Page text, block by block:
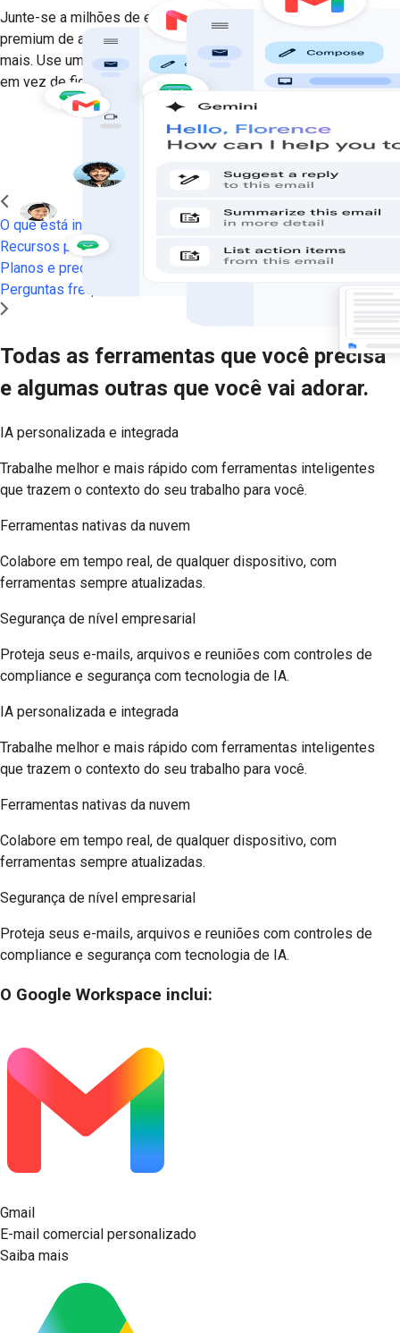
Junte-se a milhões de empresas que usam as versões
premium de apps como Gmail, Agenda, Drive, Meet e muito
mais. Use uma IA útil e personalizada com foco nos resultados
em vez de ficar procurando informações.
Iniciar agora
O que está incluído
Recursos premium
Planos e preços
Perguntas frequentes
Todas as ferramentas que você precisa
e algumas outras que você vai adorar.
IA personalizada e integrada
Trabalhe melhor e mais rápido com ferramentas inteligentes
que trazem o contexto do seu trabalho para você.
Ferramentas nativas da nuvem
Colabore em tempo real, de qualquer dispositivo, com
ferramentas sempre atualizadas.
Segurança de nível empresarial
Proteja seus e-mails, arquivos e reuniões com controles de
compliance e segurança com tecnologia de IA.
IA personalizada e integrada
Trabalhe melhor e mais rápido com ferramentas inteligentes
que trazem o contexto do seu trabalho para você.
Ferramentas nativas da nuvem
Colabore em tempo real, de qualquer dispositivo, com
ferramentas sempre atualizadas.
Segurança de nível empresarial
Proteja seus e-mails, arquivos e reuniões com controles de
compliance e segurança com tecnologia de IA.
O Google Workspace inclui:
Gmail
E-mail comercial personalizado
Saiba mais